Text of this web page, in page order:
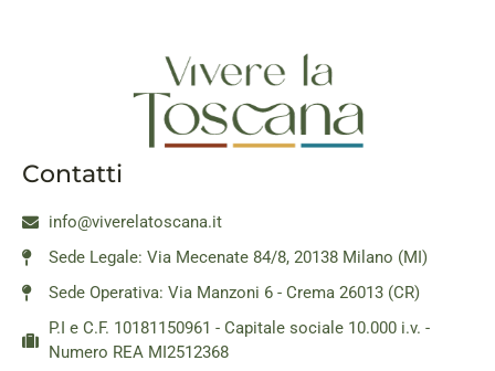
Contatti
info@viverelatoscana.it
Sede Legale: Via Mecenate 84/8, 20138 Milano (MI)
Sede Operativa: Via Manzoni 6 - Crema 26013 (CR)
P.I e C.F. 10181150961 - Capitale sociale 10.000 i.v. -
Numero REA MI2512368